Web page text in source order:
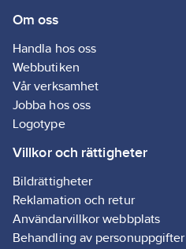
Om oss
Handla hos oss
Webbutiken
Vår verksamhet
Jobba hos oss
Logotype
Villkor och rättigheter
Bildrättigheter
Reklamation och retur
Användarvillkor webbplats
Behandling av personuppgifter